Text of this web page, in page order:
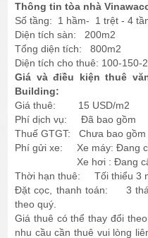
Thông tin tòa nhà
Số tầng: 1 hầm- 1 trệt - 4
Diện tích sàn: 200m2
Tổng diện tích: 800m2
Diện tích cho thuê: 100-150-
Giá và điều kiện thuê
Building:
Giá thuê: 15 USD/m2
Phí dịch vụ: Đã bao gồm
Thuế GTGT: Chưa bao gồm
Phí gửi xe: Xe máy: Đang
Xe hơi : Đang cập
Thời hạn thuê: Tối thiểu 3
Đặt cọc, thanh toán: 3
theo quý.
Giá thuê có thể thay đổi
nhu cầu cần thuê vui lòng